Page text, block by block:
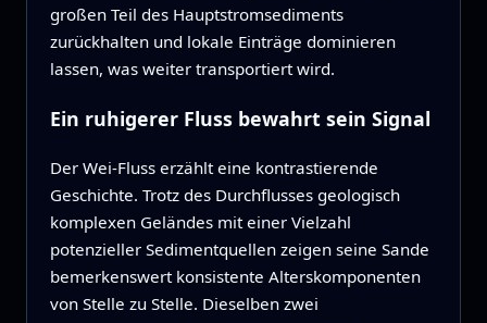
großen Teil des Hauptstromsediments
zurückhalten und lokale Einträge dominieren
lassen, was weiter transportiert wird.
Ein ruhigerer Fluss bewahrt sein Signal
Der Wei-Fluss erzählt eine kontrastierende
Geschichte. Trotz des Durchflusses geologisch
komplexen Geländes mit einer Vielzahl
potenzieller Sedimentquellen zeigen seine Sande
bemerkenswert konsistente Alterskomponenten
von Stelle zu Stelle. Dieselben zwei